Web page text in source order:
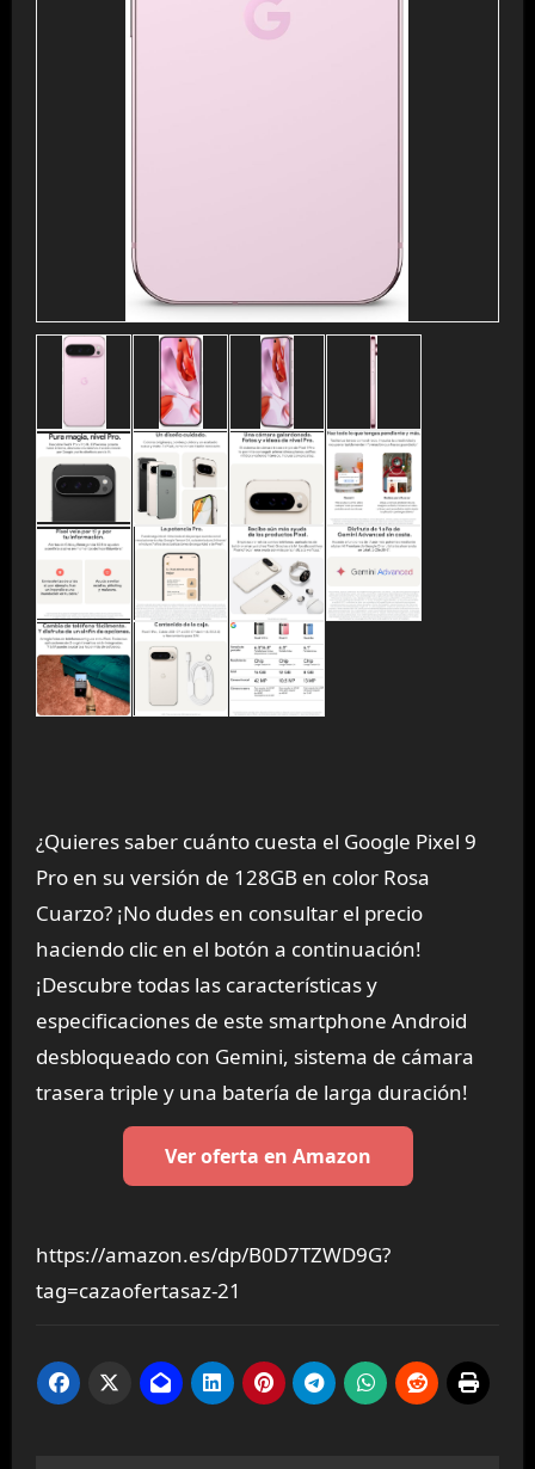
¿Quieres saber cuánto cuesta el Google Pixel 9
Pro en su versión de 128GB en color Rosa
Cuarzo? ¡No dudes en consultar el precio
haciendo clic en el botón a continuación!
¡Descubre todas las características y
especificaciones de este smartphone Android
desbloqueado con Gemini, sistema de cámara
trasera triple y una batería de larga duración!
Ver oferta en Amazon
https://amazon.es/dp/B0D7TZWD9G?
tag=cazaofertasaz-21